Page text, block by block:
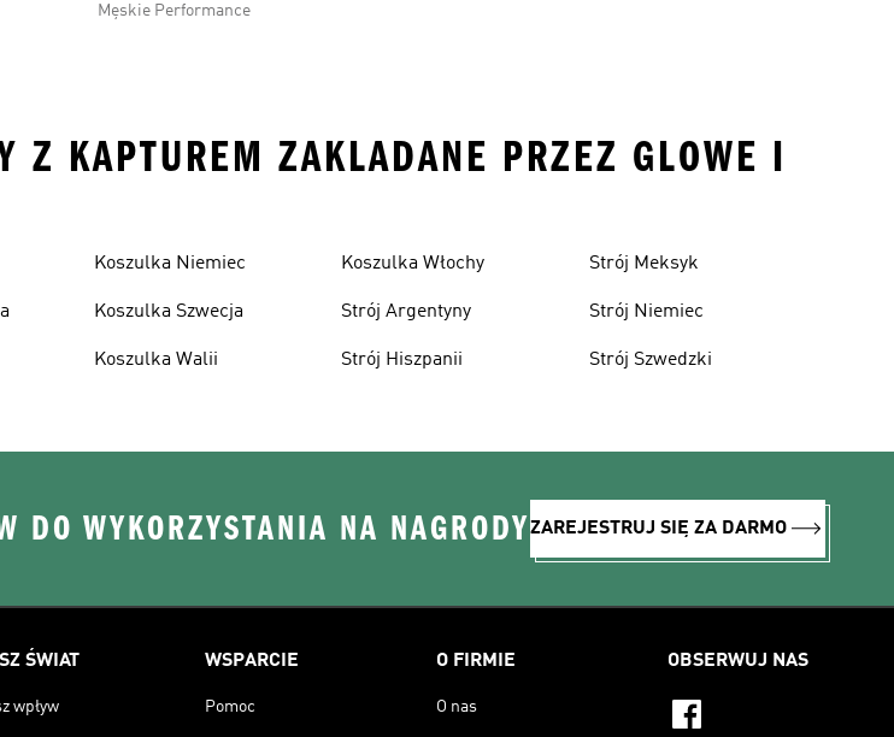
Męskie Performance
Z KAPTUREM ZAKLADANE PRZEZ GLOWE I
Koszulka Niemiec
Koszulka Szwecja
Koszulka Walii
Koszulka Włochy
Strój Argentyny
Strój Hiszpanii
Strój Meksyk
Strój Niemiec
Strój Szwedzki
WYKORZYSTANIA NA NAGRODYZAREJESTRUJ SIĘ ZA DARMO
ŚWIAT
wpływ
WSPARCIE
Pomoc
O FIRMIE
O nas
OBSERWUJ NAS